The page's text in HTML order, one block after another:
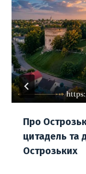
Про
цитадель та
Острозьких